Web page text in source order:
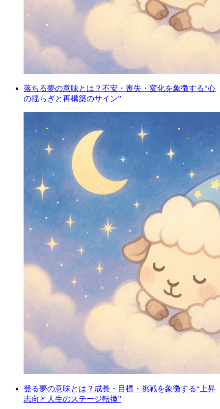
落ちる夢の意味とは？不安・喪失・変化を象徴する“心
の揺らぎと再構築のサイン”
登る夢の意味とは？成長・目標・挑戦を象徴する“上昇
志向と人生のステージ転換”